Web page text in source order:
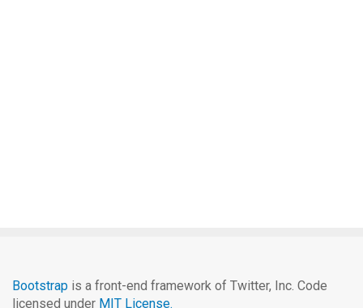
Bootstrap is a front-end framework of Twitter, Inc. Code
licensed under MIT License.